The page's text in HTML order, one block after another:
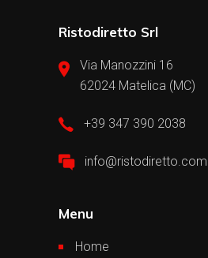
Ristodiretto Srl
Via Manozzini 16
62024 Matelica (MC)
+39 347 390 2038
info@ristodiretto.com
Menu
Home